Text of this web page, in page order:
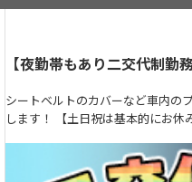
【夜勤帯もあり二交代制勤
シートベルトのカバーなど車内の
します！ 【土日祝は基本的にお休